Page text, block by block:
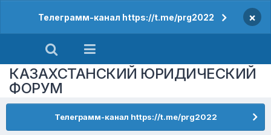
Телеграмм-канал https://t.me/prg2022 ×
КАЗАХСТАНСКИЙ ЮРИДИЧЕСКИЙ
ФОРУМ
Телеграмм-канал https://t.me/prg2022